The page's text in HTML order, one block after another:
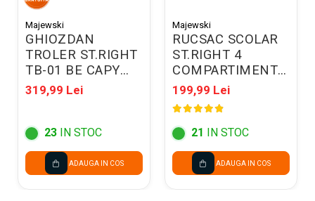
Majewski
GHIOZDAN
TROLER ST.RIGHT
TB-01 BE CAPY
300776
319,99 Lei
23 IN STOC
ADAUGA IN COS
Majewski
RUCSAC SCOLAR
ST.RIGHT 4
COMPARTIMENTE
BP-04 TURBO
KICK 300813
199,99 Lei
21 IN STOC
ADAUGA IN COS